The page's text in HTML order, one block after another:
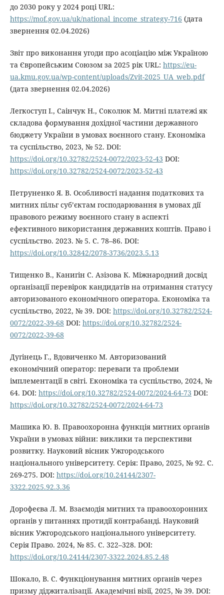
до 2030 року у 2024 році URL:
https://mof.gov.ua/uk/national_income_strategy-716 (дата
звернення 02.04.2026)
Звіт про виконання угоди про асоціацію між Україною
та Європейським Союзом за 2025 рік URL: https://eu-
ua.kmu.gov.ua/wp-content/uploads/Zvit-2025_UA_web.pdf
(дата звернення 02.04.2026)
Легкоступ І., Саінчук Н., Соколюк М. Митні платежі як
складова формування дохідної частини державного
бюджету України в умовах воєнного стану. Економіка
та суспільство, 2023, № 52. DOI:
https://doi.org/10.32782/2524-0072/2023-52-43 DOI:
https://doi.org/10.32782/2524-0072/2023-52-43
Петруненко Я. В. Особливості надання податкових та
митних пільг суб’єктам господарювання в умовах дії
правового режиму воєнного стану в аспекті
ефективного використання державних коштів. Право і
суспільство. 2023. № 5. С. 78–86. DOI:
https://doi.org/10.32842/2078-3736/2023.5.13
Тищенко В., Канигін С. Азізова К. Міжнародний досвід
організації перевірок кандидатів на отримання статусу
авторизованого економічного оператора. Економіка та
суспільство, 2022, № 39. DOI: https://doi.org/10.32782/2524-
0072/2022-39-68 DOI: https://doi.org/10.32782/2524-
0072/2022-39-68
Дугінець Г., Вдовиченко М. Авторизований
економічний оператор: переваги та проблеми
імплементації в світі. Економіка та суспільство, 2024, №
64. DOI: https://doi.org/10.32782/2524-0072/2024-64-73 DOI:
https://doi.org/10.32782/2524-0072/2024-64-73
Машика Ю. В. Правоохоронна функція митних органів
України в умовах війни: виклики та перспективи
розвитку. Науковий вісник Ужгородського
національного університету. Серія: Право, 2025, № 92. С.
269-275. DOI: https://doi.org/10.24144/2307-
3322.2025.92.3.36
Дорофеєва Л. М. Взаємодія митних та правоохоронних
органів у питаннях протидії контрабанді. Науковий
вісник Ужгородського національного університету.
Серія Право. 2024, № 85. С. 322–328. DOI:
https://doi.org/10.24144/2307-3322.2024.85.2.48
Шокало, В. С. Функціонування митних органів через
призму діджиталізації. Академічні візії, 2025, № 39. DOI: